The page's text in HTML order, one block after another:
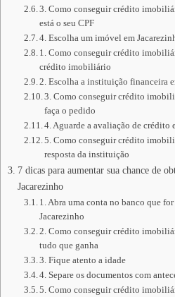
3. Como conseguir crédito
está o seu CPF
4. Escolha um imóvel em
1. Como conseguir crédito
crédito imobiliário
2. Escolha a instituição financeira
3. Como conseguir crédito
faça o pedido
4. Aguarde a avaliação de crédito
5. Como conseguir crédito
resposta da instituição
7 dicas para aumentar sua chance de
Jacarezinho
1. Abra uma conta no banco que
Jacarezinho
2. Como conseguir crédito
tudo que ganha
3. Fique atento a idade
4. Separe os documentos com
5. Como conseguir crédito